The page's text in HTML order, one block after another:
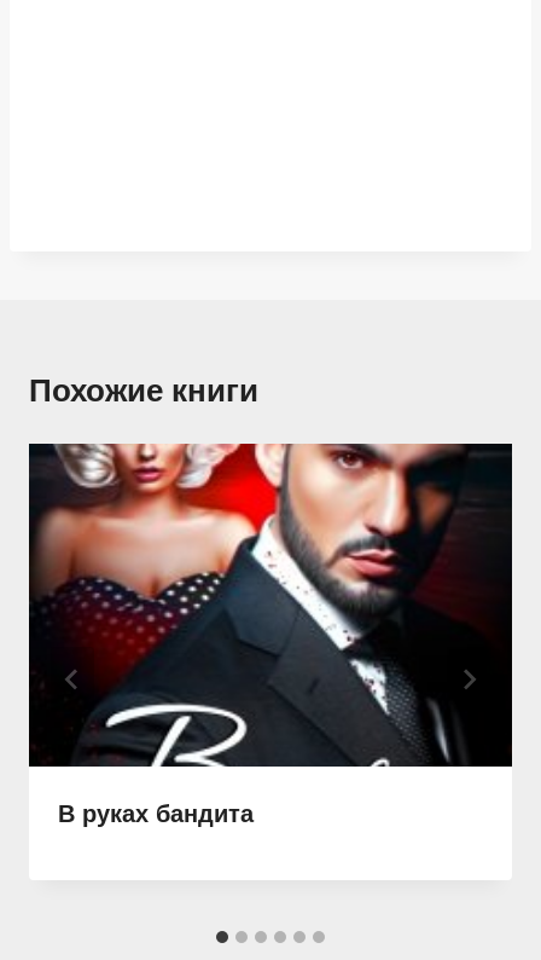
Похожие книги
В руках бандита